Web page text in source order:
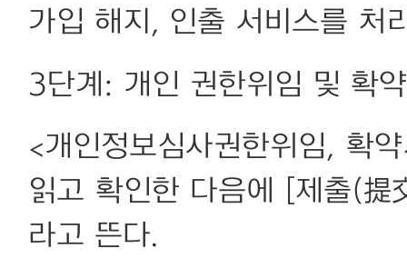
가입 해지, 인출 서비스를 처
3단계: 개인 권한위임 및 확약
<개인정보심사권한위임, 확
읽고 확인한 다음에 [제출(
라고 뜬다.